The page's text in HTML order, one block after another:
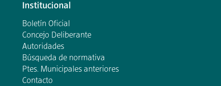
Institucional
Boletín Oficial
Concejo Deliberante
Autoridades
Búsqueda de normativa
Ptes. Municipales anteriores
Contacto